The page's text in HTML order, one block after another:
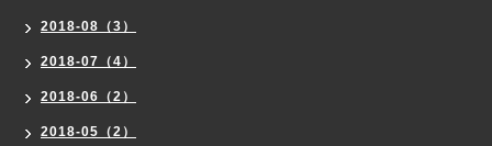
2018-08（3）
2018-07（4）
2018-06（2）
2018-05（2）